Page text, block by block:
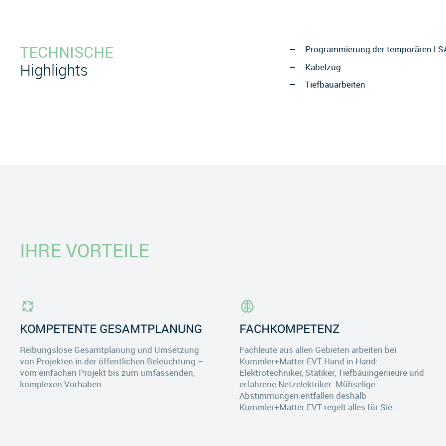
TECHNISCHE
Highlights
Programmierung der temporären
Kabelzug
Tiefbauarbeiten
IHRE VORTEILE
KOMPETENTE GESAMTPLANUNG
Reibungslose Gesamtplanung und Umsetzung
von Projekten in der öffentlichen Beleuchtung –
vom einfachen Projekt bis zum umfassenden,
komplexen Vorhaben.
FACHKOMPETENZ
Fachleute aus allen Gebieten arbeiten bei
Kummler+Matter EVT Hand in Hand:
Elektrotechniker, Statiker, Tiefbauingenieure und
erfahrene Netzelektriker. Mühselige
Abstimmungen entfallen deshalb –
Kummler+Matter EVT regelt alles für Sie.